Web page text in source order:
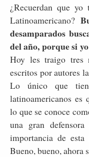
¿Recuerdan que
Latinoamericano?
desamparados
del año, porque si
Hoy les traigo tres
escritos por autores
Lo único que
latinoamericanos es
lo que se conoce
una gran
importancia de
Bueno, bueno, ahora